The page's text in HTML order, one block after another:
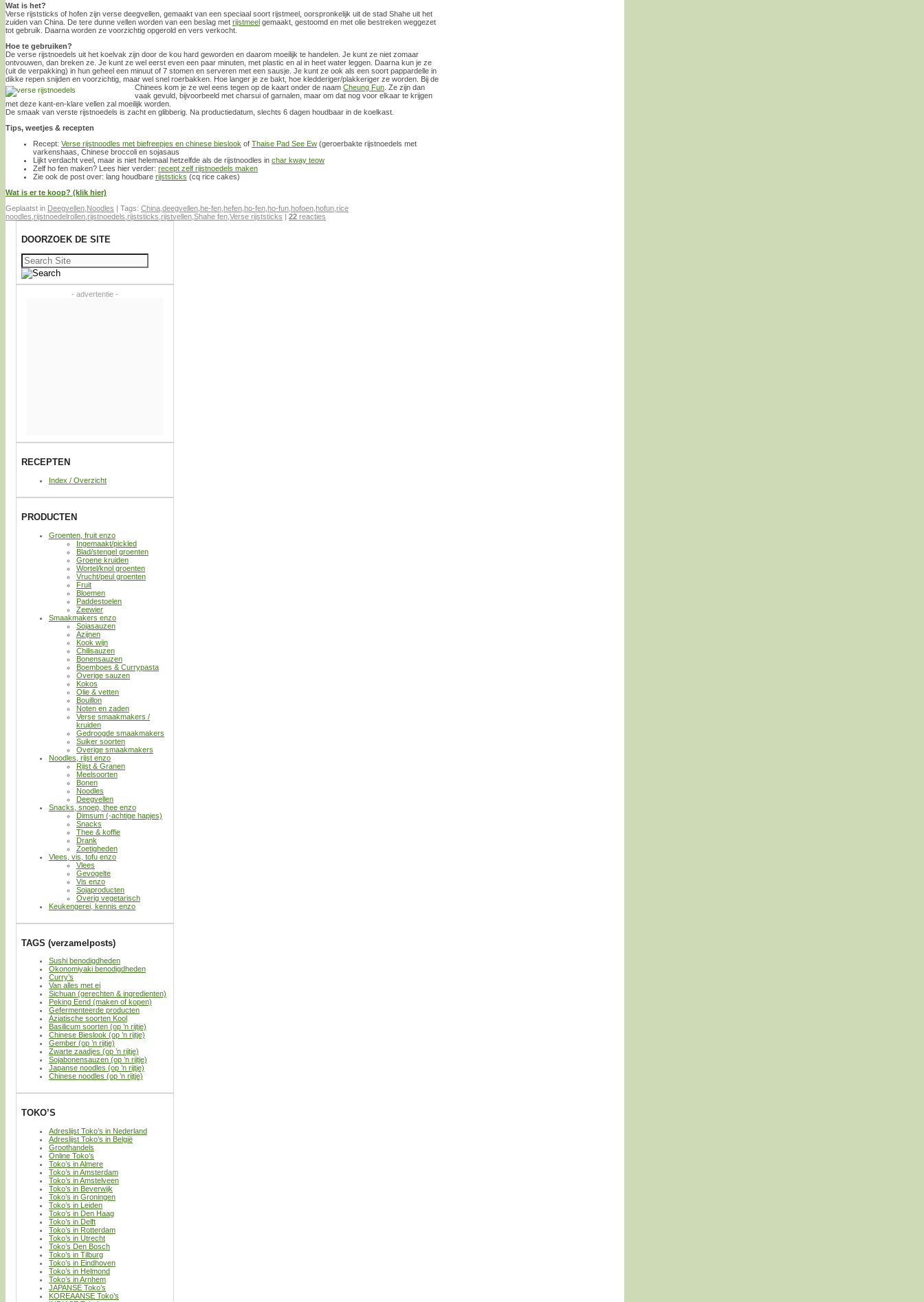
Wat is het?
Verse rijststicks of hofen zijn verse deegvellen, gemaakt van een speciaal soort rijstmeel, oorspronkelijk uit de stad Shahe uit het
zuiden van China. De tere dunne vellen worden van een beslag met rijstmeel gemaakt, gestoomd en met olie bestreken weggezet
tot gebruik. Daarna worden ze voorzichtig opgerold en vers verkocht.
Hoe te gebruiken?
De verse rijstnoedels uit het koelvak zijn door de kou hard geworden en daarom moeilijk te handelen. Je kunt ze niet zomaar
ontvouwen, dan breken ze. Je kunt ze wel eerst even een paar minuten, met plastic en al in heet water leggen. Daarna kun je ze
(uit de verpakking) in hun geheel een minuut of 7 stomen en serveren met een sausje. Je kunt ze ook als een soort pappardelle in
dikke repen snijden en voorzichtig, maar wel snel roerbakken. Hoe langer je ze bakt, hoe kledderiger/plakkeriger ze worden. Bij de
Chinees kom je ze wel eens tegen op de kaart onder de naam Cheung Fun . Ze zijn dan
vaak gevuld, bijvoorbeeld met charsui of garnalen, maar om dat nog voor elkaar te krijgen
met deze kant-en-klare vellen zal moeilijk worden.
De smaak van verste rijstnoedels is zacht en glibberig. Na productiedatum, slechts 6 dagen houdbaar in de koelkast.
Tips, weetjes & recepten
Recept: Verse rijstnoodles met biefreepjes en chinese bieslook of Thaise Pad See Ew (geroerbakte rijstnoedels met
varkenshaas, Chinese broccoli en sojasaus
Lijkt verdacht veel, maar is niet helemaal hetzelfde als de rijstnoodles in char kway teow
Zelf ho fen maken? Lees hier verder: recept zelf rijstnoedels maken
Zie ook de post over: lang houdbare rijststicks (cq rice cakes)
Wat is er te koop? (klik hier)
Geplaatst in Deegvellen Noodles | Tags: China deegvellen he-fen hefen ho-fen ho-fun hofoen hofun rice
noodles rijstnoedelrollen rijstnoedels rijststicks rijstvellen Shahe fen Verse rijststicks | 22 reacties
DOORZOEK DE SITE
Zoeken
naar:
- advertentie -
RECEPTEN
Index / Overzicht
PRODUCTEN
Groenten, fruit enzo
Ingemaakt/pickled
Blad/stengel groenten
Groene kruiden
Wortel/knol groenten
Vrucht/peul groenten
Fruit
Bloemen
Paddestoelen
Zeewier
Smaakmakers enzo
Sojasauzen
Azijnen
Kook wijn
Chilisauzen
Bonensauzen
Boemboes & Currypasta
Overige sauzen
Kokos
Olie & vetten
Bouillon
Noten en zaden
Verse smaakmakers /
kruiden
Gedroogde smaakmakers
Suiker soorten
Overige smaakmakers
Noodles, rijst enzo
Rijst & Granen
Meelsoorten
Bonen
Noodles
Deegvellen
Snacks, snoep, thee enzo
Dimsum (-achtige hapjes)
Snacks
Thee & koffie
Drank
Zoetigheden
Vlees, vis, tofu enzo
Vlees
Gevogelte
Vis enzo
Sojaproducten
Overig vegetarisch
Keukengerei, kennis enzo
TAGS (verzamelposts)
Sushi benodigdheden
Okonomiyaki benodigdheden
Curry’s
Van alles met ei
Sichuan (gerechten & ingredienten)
Peking Eend (maken of kopen)
Gefermenteerde producten
Aziatische soorten Kool
Basilicum soorten (op ’n rijtje)
Chinese Bieslook (op ’n rijtje)
Gember (op ’n rijtje)
Zwarte zaadjes (op ’n rijtje)
Sojabonensauzen (op ’n rijtje)
Japanse noodles (op ’n rijtje)
Chinese noodles (op ’n rijtje)
TOKO’S
Adreslijst Toko’s in Nederland
Adreslijst Toko’s in België
Groothandels
Online Toko’s
Toko’s in Almere
Toko’s in Amsterdam
Toko’s in Amstelveen
Toko’s in Beverwijk
Toko’s in Groningen
Toko’s in Leiden
Toko’s in Den Haag
Toko’s in Delft
Toko’s in Rotterdam
Toko’s in Utrecht
Toko’s Den Bosch
Toko’s in Tilburg
Toko’s in Eindhoven
Toko’s in Helmond
Toko’s in Arnhem
JAPANSE Toko’s
KOREAANSE Toko’s